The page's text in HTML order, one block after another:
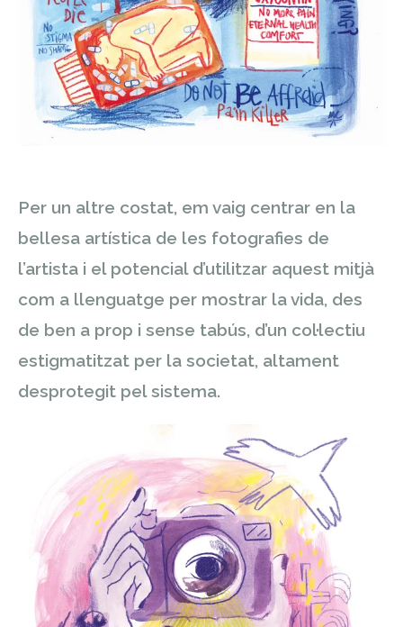
Per un altre costat, em vaig centrar en la
bellesa artística de les fotografies de
l’artista i el potencial d’utilitzar aquest mitjà
com a llenguatge per mostrar la vida, des
de ben a prop i sense tabús, d’un col·lectiu
estigmatitzat per la societat, altament
desprotegit pel sistema.